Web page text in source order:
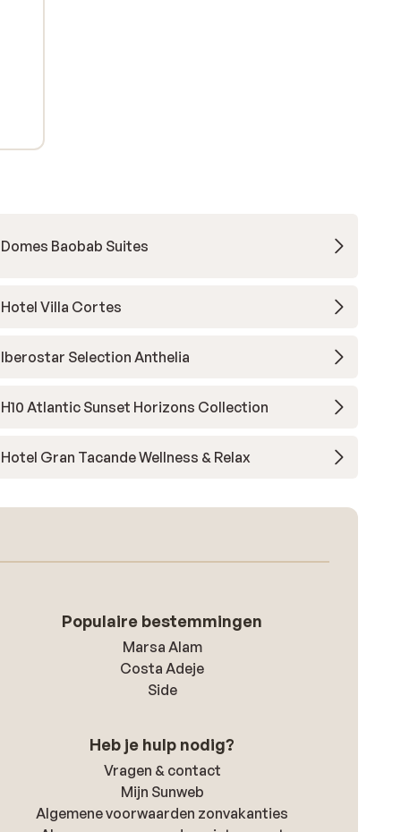
Domes Baobab Suites
Hotel Villa Cortes
Iberostar Selection Anthelia
H10 Atlantic Sunset Horizons Collection
Hotel Gran Tacande Wellness & Relax
Populaire bestemmingen
Marsa Alam
Costa Adeje
Side
Heb je hulp nodig?
Vragen & contact
Mijn Sunweb
Algemene voorwaarden zonvakanties